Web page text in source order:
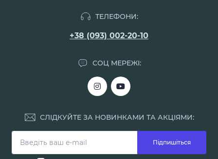
ТЕЛЕФОНИ:
+38 (093) 002-20-10
СОЦ МЕРЕЖІ:
СЛІДКУЙТЕ ЗА НОВИНКАМИ ТА АКЦІЯМИ:
Підпишіться